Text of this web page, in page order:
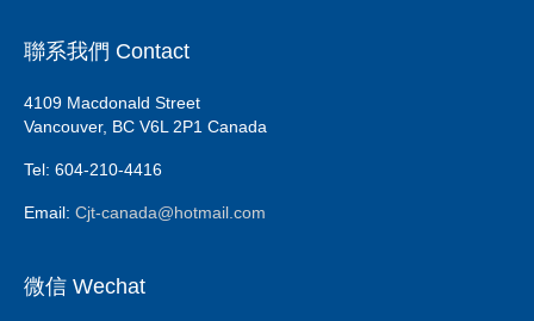
聯系我們 Contact
4109 Macdonald Street
Vancouver, BC V6L 2P1 Canada
Tel: 604-210-4416
Email: Cjt-canada@hotmail.com
微信 Wechat